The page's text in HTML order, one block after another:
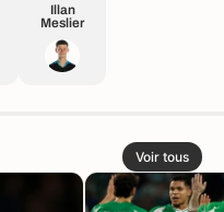
Illan
Meslier
Voir tous